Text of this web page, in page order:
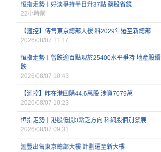
恒指走勢丨好淡爭持半日升37點 藥股省鏡
22小時前
【滙控】傳售東京總部大樓 料2029年遷至新總部
2026/08/07 11:17
恒指走勢丨曾跌逾百點現於25400水平爭持 地產股續
跌
2026/08/07 10:43
【滙控】昨在港回購44.6萬股 涉資7079萬
2026/08/07 10:23
恒指走勢丨港股低開3點乏方向 科網股個別發展
2026/08/07 09:31
滙豐出售東京總部大樓 計劃遷至新大樓